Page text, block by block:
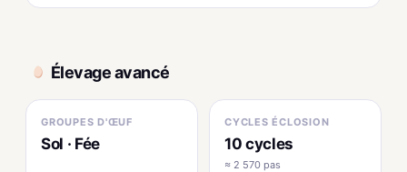
Élevage avancé
GROUPES D'ŒUF
Sol · Fée
CYCLES ÉCLOSION
10 cycles
≈ 2 570 pas